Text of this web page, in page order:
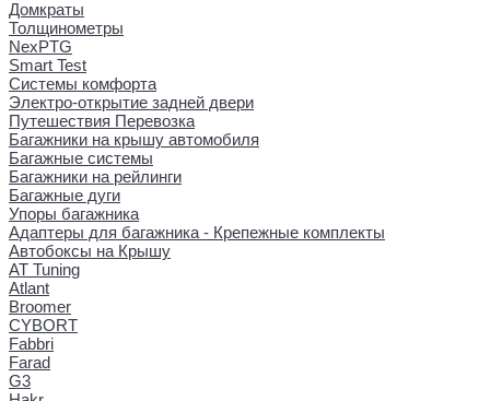
Домкраты
Толщинометры
NexPTG
Smart Test
Системы комфорта
Электро-открытие задней двери
Путешествия Перевозка
Багажники на крышу автомобиля
Багажные системы
Багажники на рейлинги
Багажные дуги
Упоры багажника
Адаптеры для багажника - Крепежные комплекты
Автобоксы на Крышу
AT Tuning
Atlant
Broomer
CYBORT
Fabbri
Farad
G3